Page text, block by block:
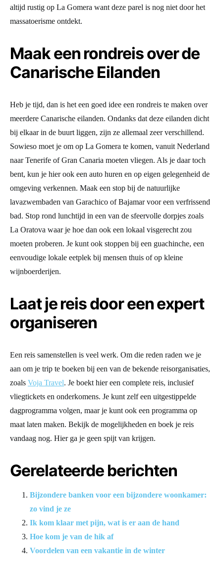
altijd rustig op La Gomera want deze parel is nog niet door het
massatoerisme ontdekt.
Maak een rondreis over de
Canarische Eilanden
Heb je tijd, dan is het een goed idee een rondreis te maken over
meerdere Canarische eilanden. Ondanks dat deze eilanden dicht
bij elkaar in de buurt liggen, zijn ze allemaal zeer verschillend.
Sowieso moet je om op La Gomera te komen, vanuit Nederland
naar Tenerife of Gran Canaria moeten vliegen. Als je daar toch
bent, kun je hier ook een auto huren en op eigen gelegenheid de
omgeving verkennen. Maak een stop bij de natuurlijke
lavazwembaden van Garachico of Bajamar voor een verfrissend
bad. Stop rond lunchtijd in een van de sfeervolle dorpjes zoals
La Oratova waar je hoe dan ook een lokaal visgerecht zou
moeten proberen. Je kunt ook stoppen bij een guachinche, een
eenvoudige lokale eetplek bij mensen thuis of op kleine
wijnboerderijen.
Laat je reis door een expert
organiseren
Een reis samenstellen is veel werk. Om die reden raden we je
aan om je trip te boeken bij een van de bekende reisorganisaties,
zoals Voja Travel. Je boekt hier een complete reis, inclusief
vliegtickets en onderkomens. Je kunt zelf een uitgestippelde
dagprogramma volgen, maar je kunt ook een programma op
maat laten maken. Bekijk de mogelijkheden en boek je reis
vandaag nog. Hier ga je geen spijt van krijgen.
Gerelateerde berichten
Bijzondere banken voor een bijzondere woonkamer:
zo vind je ze
Ik kom klaar met pijn, wat is er aan de hand
Hoe kom je van de hik af
Voordelen van een vakantie in de winter